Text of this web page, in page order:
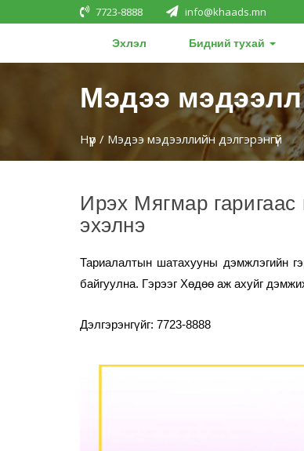
7723-8888 info@khaads.mn
Эхлэл Бидний тухай
Мэдээ
Нүүр / Мэдээ мэдээллийн дэлгэрэнгүй
Ирэх Мягмар
эхэлнэ
Тариалалтын шатахууны дэмжлэгийн
байгуулна. Гэрээг Хөдөө аж ахуйг
Дэлгэрэнгүйг: 7723-8888